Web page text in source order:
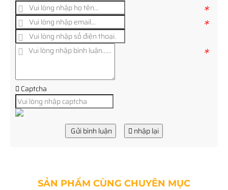
*
*
*
Captcha
Gửi bình luận nhập lại
SẢN PHẨM CÙNG CHUYÊN MỤC